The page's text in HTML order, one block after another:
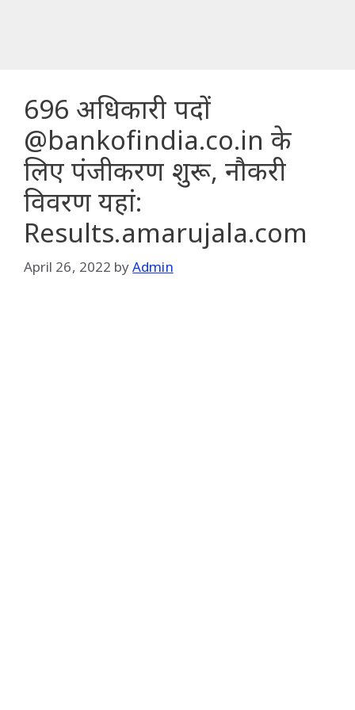
696 अधिकारी पदों
@bankofindia.co.in के
लिए पंजीकरण शुरू, नौकरी
विवरण यहां:
Results.amarujala.com
April 26, 2022 byAdmin